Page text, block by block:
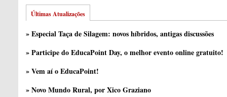
Últimas Atualizações
» Especial Taça de Silagem: novos híbridos, antigas discussões
» Participe do EducaPoint Day, o melhor evento online gratuito!
» Vem aí o EducaPoint!
» Novo Mundo Rural, por Xico Graziano